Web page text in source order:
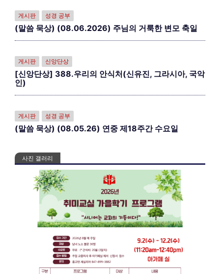
게시판 성경 공부
(말씀 묵상) (08.06.2026) 주님의 거룩한 변모 축일
게시판 신앙단상
[신앙단상] 388.우리의 안식처(신유진, 그라시아, 국악
인)
게시판 성경 공부
(말씀 묵상) (08.05.26) 연중 제18주간 수요일
사진 갤러리